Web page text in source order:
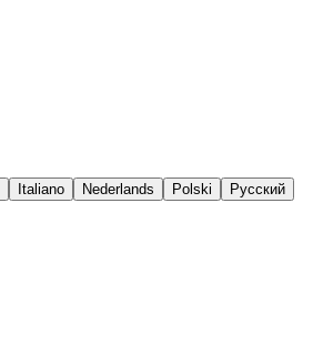
Italiano Nederlands Polski
Русский